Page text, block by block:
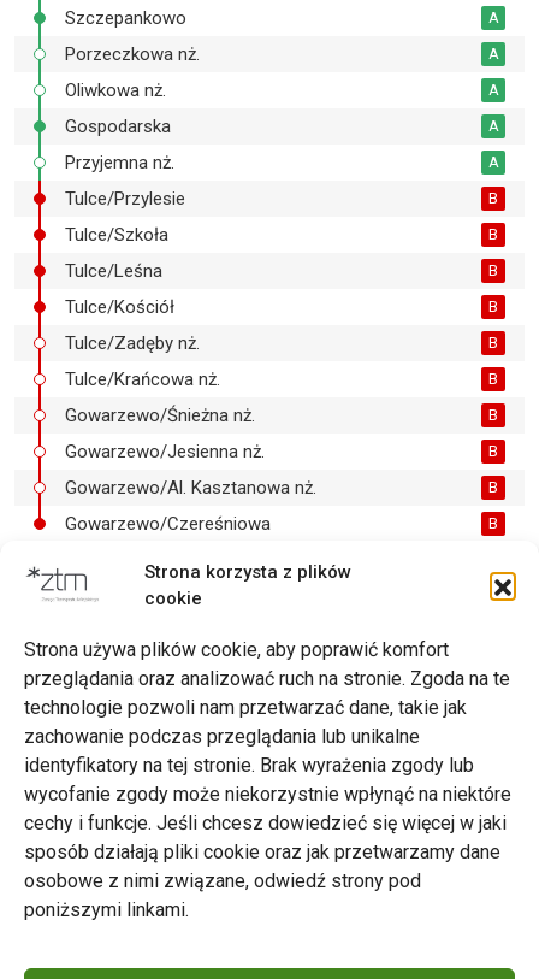
Strona korzysta z plików
cookie
Strona używa plików cookie, aby poprawić komfort
przeglądania oraz analizować ruch na stronie. Zgoda na te
technologie pozwoli nam przetwarzać dane, takie jak
zachowanie podczas przeglądania lub unikalne
identyfikatory na tej stronie. Brak wyrażenia zgody lub
wycofanie zgody może niekorzystnie wpłynąć na niektóre
cechy i funkcje. Jeśli chcesz dowiedzieć się więcej w jaki
sposób działają pliki cookie oraz jak przetwarzamy dane
osobowe z nimi związane, odwiedź strony pod
poniższymi linkami.
Szczepankowo A
Porzeczkowa nż. A
Oliwkowa nż. A
Gospodarska A
Przyjemna nż. A
Tulce/Przylesie B
Tulce/Szkoła B
Tulce/Leśna B
Tulce/Kościół B
Tulce/Zadęby nż. B
Tulce/Krańcowa nż. B
Gowarzewo/Śnieżna nż. B
Gowarzewo/Jesienna nż. B
Gowarzewo/Al. Kasztanowa nż. B
Gowarzewo/Czereśniowa B
Zarząd Transportu Miejskiego w Poznaniu
Napisz do nas
tel. 61 646 33 44
ul. Matejki 59, 60-770 Poznań